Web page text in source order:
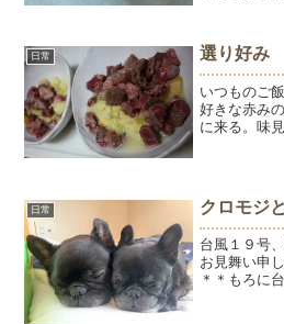
よ」と声を
ー💦」とお
日常 選り好み
いつものご
好きな赤み
に来る。味
ている。よ
日常 クロモジ
台風１９号
お見舞い申
＊＊もろに